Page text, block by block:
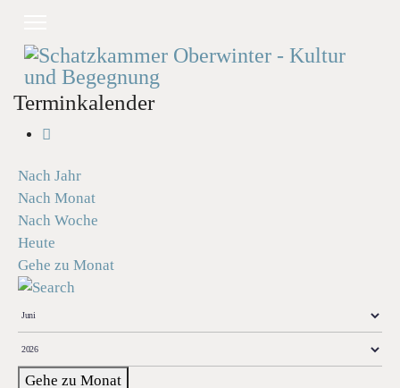
Terminkalender
Nach Jahr
Nach Monat
Nach Woche
Heute
Gehe zu Monat
Gehe zu Monat